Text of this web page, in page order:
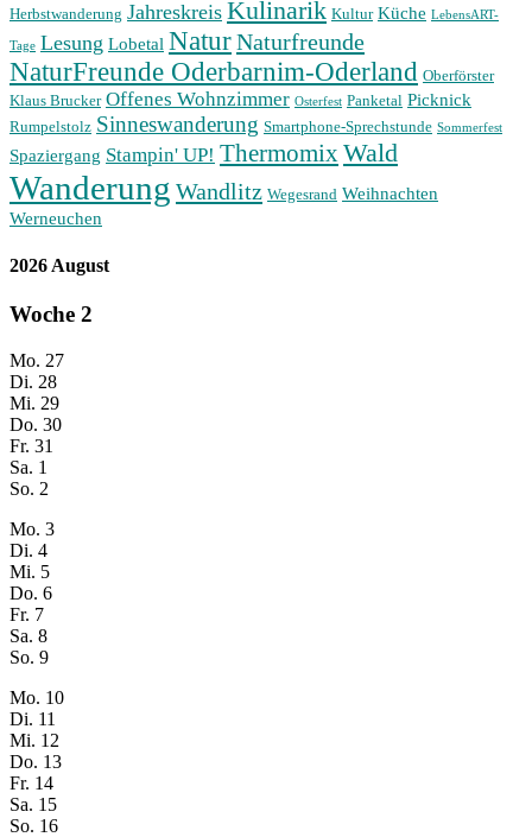
Herbstwanderung Jahreskreis Kulinarik Kultur Küche LebensART-
Tage Lesung Lobetal NaturNaturfreunde
NaturFreunde Oderbarnim-Oderland Oberförster
Klaus Brucker Offenes Wohnzimmer Osterfest Panketal Picknick
Rumpelstolz Sinneswanderung Smartphone-Sprechstunde Sommerfest
Spaziergang Stampin' UP! ThermomixWald
Wanderung Wandlitz Wegesrand Weihnachten
Werneuchen
2026 August
Woche 2
Mo. 27
Di. 28
Mi. 29
Do. 30
Fr. 31
Sa. 1
So. 2
Mo. 3
Di. 4
Mi. 5
Do. 6
Fr. 7
Sa. 8
So. 9
Mo. 10
Di. 11
Mi. 12
Do. 13
Fr. 14
Sa. 15
So. 16